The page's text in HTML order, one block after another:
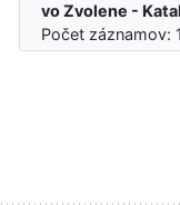
vo Zvolene -
Počet záznamov: